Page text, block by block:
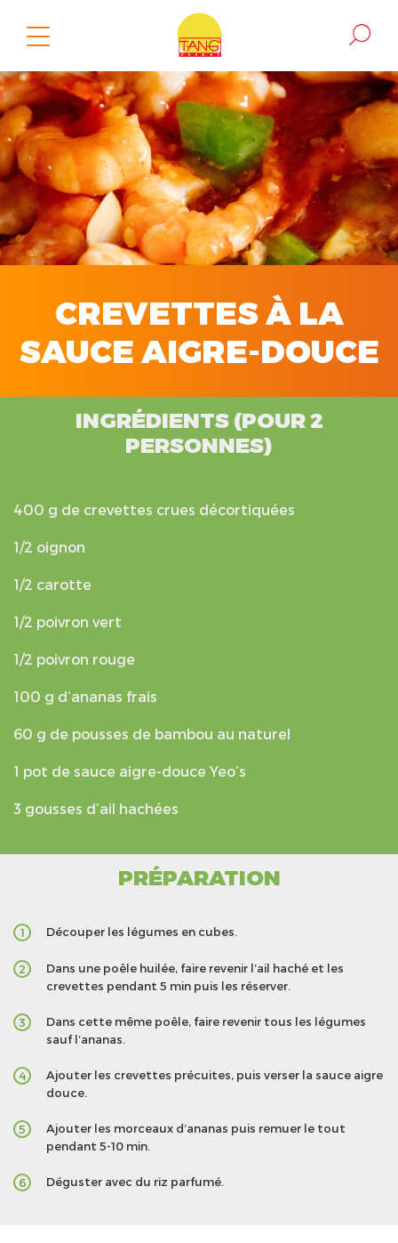
CREVETTES À LA
SAUCE AIGRE-DOUCE
INGRÉDIENTS (POUR 2
PERSONNES)
400 g de crevettes crues décortiquées
1/2 oignon
1/2 carotte
1/2 poivron vert
1/2 poivron rouge
100 g d’ananas frais
60 g de pousses de bambou au naturel
1 pot de sauce aigre-douce Yeo’s
3 gousses d’ail hachées
PRÉPARATION
1 Découper les légumes en cubes.
2
Dans une poêle huilée, faire revenir l’ail haché et les
crevettes pendant 5 min puis les réserver.
3
Dans cette même poêle, faire revenir tous les légumes
sauf l’ananas.
4
Ajouter les crevettes précuites, puis verser la sauce aigre
douce.
5
Ajouter les morceaux d’ananas puis remuer le tout
pendant 5-10 min.
6 Déguster avec du riz parfumé.